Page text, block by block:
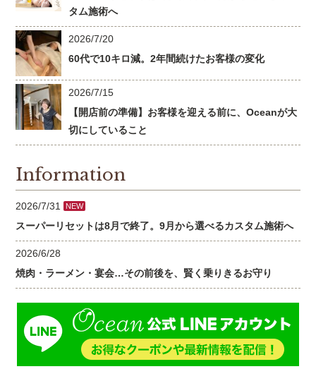
タム施術へ
2026/7/20
60代で10キロ減。2年間続けたお客様の変化
2026/7/15
【開店前の準備】お客様を迎える前に、Oceanが大
切にしていること
Information
2026/7/31 NEW
スーパーリセットは8月で終了。9月から選べるカスタム施術へ
2026/6/28
焼肉・ラーメン・宴会…その前後を、賢く乗りきるお守り